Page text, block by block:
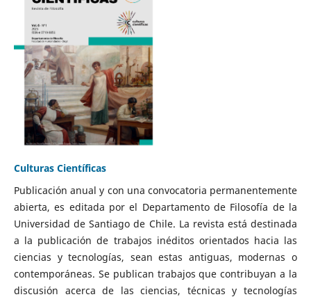
Culturas Científicas
Publicación anual y con una convocatoria permanentemente
abierta, es editada por el Departamento de Filosofía de la
Universidad de Santiago de Chile. La revista está destinada
a la publicación de trabajos inéditos orientados hacia las
ciencias y tecnologías, sean estas antiguas, modernas o
contemporáneas. Se publican trabajos que contribuyan a la
discusión acerca de las ciencias, técnicas y tecnologías